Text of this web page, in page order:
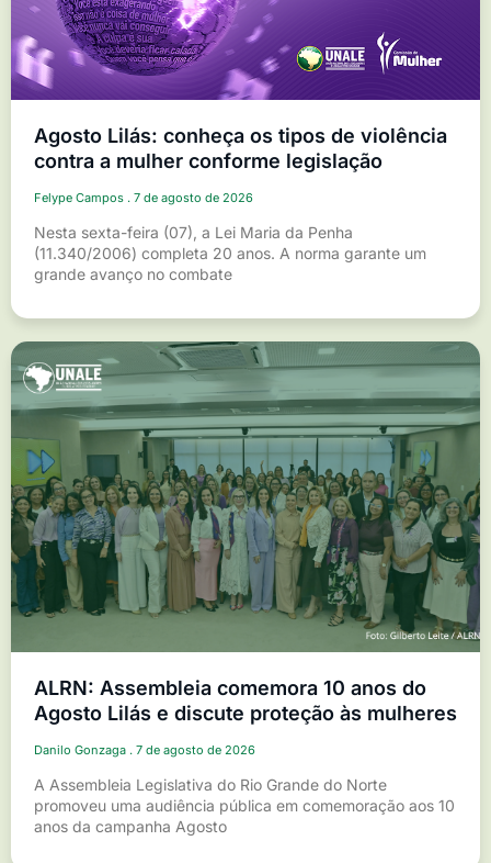
Agosto Lilás: conheça os tipos de violência
contra a mulher conforme legislação
Felype Campos 7 de agosto de 2026
Nesta sexta-feira (07), a Lei Maria da Penha
(11.340/2006) completa 20 anos. A norma garante um
grande avanço no combate
ALRN: Assembleia comemora 10 anos do
Agosto Lilás e discute proteção às mulheres
Danilo Gonzaga 7 de agosto de 2026
A Assembleia Legislativa do Rio Grande do Norte
promoveu uma audiência pública em comemoração aos 10
anos da campanha Agosto